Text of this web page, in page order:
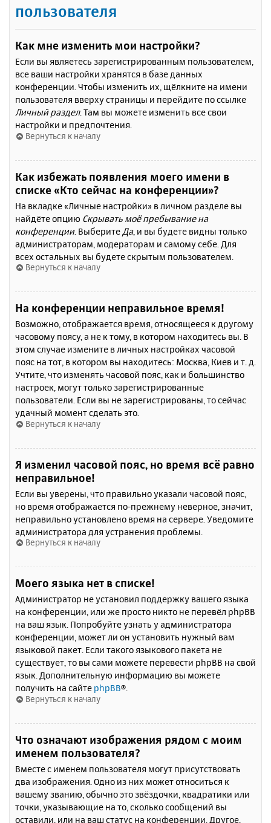
пользователя
Как мне изменить мои настройки?
Если вы являетесь зарегистрированным пользователем,
все ваши настройки хранятся в базе данных
конференции. Чтобы изменить их, щёлкните на имени
пользователя вверху страницы и перейдите по ссылке
Личный раздел. Там вы можете изменить все свои
настройки и предпочтения.
Вернуться к началу
Как избежать появления моего имени в
списке «Кто сейчас на конференции»?
На вкладке «Личные настройки» в личном разделе вы
найдёте опцию Скрывать моё пребывание на
конференции. Выберите Да, и вы будете видны только
администраторам, модераторам и самому себе. Для
всех остальных вы будете скрытым пользователем.
Вернуться к началу
На конференции неправильное время!
Возможно, отображается время, относящееся к другому
часовому поясу, а не к тому, в котором находитесь вы. В
этом случае измените в личных настройках часовой
пояс на тот, в котором вы находитесь: Москва, Киев и т. д.
Учтите, что изменять часовой пояс, как и большинство
настроек, могут только зарегистрированные
пользователи. Если вы не зарегистрированы, то сейчас
удачный момент сделать это.
Вернуться к началу
Я изменил часовой пояс, но время всё равно
неправильное!
Если вы уверены, что правильно указали часовой пояс,
но время отображается по-прежнему неверное, значит,
неправильно установлено время на сервере. Уведомите
администратора для устранения проблемы.
Вернуться к началу
Моего языка нет в списке!
Администратор не установил поддержку вашего языка
на конференции, или же просто никто не перевёл phpBB
на ваш язык. Попробуйте узнать у администратора
конференции, может ли он установить нужный вам
языковой пакет. Если такого языкового пакета не
существует, то вы сами можете перевести phpBB на свой
язык. Дополнительную информацию вы можете
получить на сайте phpBB®.
Вернуться к началу
Что означают изображения рядом с моим
именем пользователя?
Вместе с именем пользователя могут присутствовать
два изображения. Одно из них может относиться к
вашему званию, обычно это звёздочки, квадратики или
точки, указывающие на то, сколько сообщений вы
оставили, или на ваш статус на конференции. Другое,